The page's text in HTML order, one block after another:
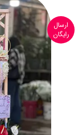
ارسال
رایگان